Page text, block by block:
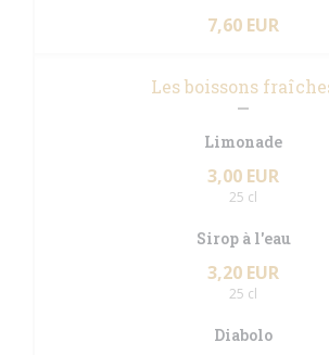
7,60 EUR
Les boissons
Limonade
3,00 EUR
25 cl
Sirop à l'eau
3,20 EUR
25 cl
Diabolo